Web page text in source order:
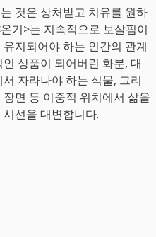
것은 상처받고 치유를 원하
기>는 지속적으로 보살핌이
지되어야 하는 인간의 관계
상품이 되어버린 화분, 대
자라나야 하는 식물, 그리
면 등 이중적 위치에서 삶을
선을 대변합니다.